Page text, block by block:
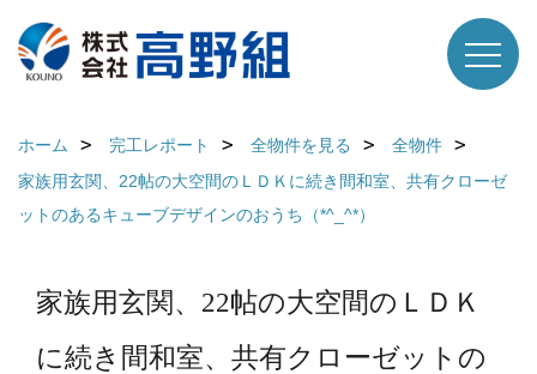
ホーム 完工レポート 全物件を見る
全物件
家族用玄関、22帖の大空間のＬＤＫに続き間和室、共有クローゼ
ットのあるキューブデザインのおうち（*^_^*）
家族用玄関、22帖の大空間のＬＤＫ
に続き間和室、共有クローゼットの